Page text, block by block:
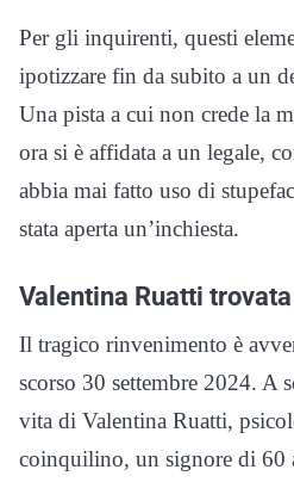
Per gli inquirenti, questi
ipotizzare fin da subito a un
Una pista a cui non crede la
ora si è affidata a un legale,
abbia mai fatto uso di
stata aperta un’inchiesta.
Valentina Ruatti
Il tragico rinvenimento è
scorso 30 settembre 2024. A
vita di Valentina Ruatti,
coinquilino, un signore di 60